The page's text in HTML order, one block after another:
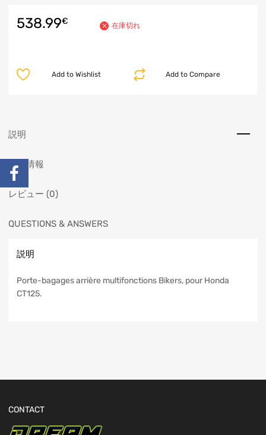
538.99€ 在庫切れ
Add to Compare
Add to Wishlist
説明
追加情報
レビュー (0)
QUESTIONS & ANSWERS
説明
Porte-bagages arrière multifonctions Bikers, pour Honda
CT125.
CONTACT